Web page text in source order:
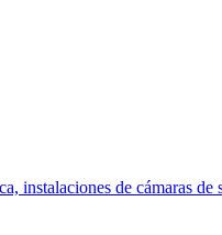
instalaciones de cámaras